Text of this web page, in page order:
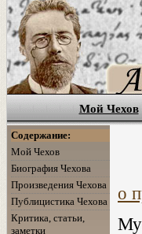
Мой Чехов
Содержание:
Мой Чехов
Биография Чехова
Произведения Чехова
Публицистика Чехова
Критика, статьи,
заметки
о